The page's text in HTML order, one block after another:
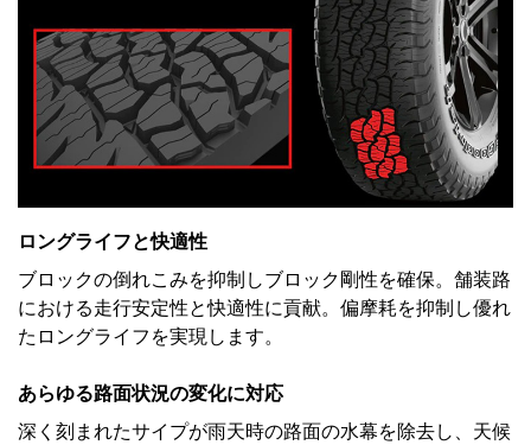
ロングライフと快適性
ブロックの倒れこみを抑制しブロック剛性を確保。舗装路
における走行安定性と快適性に貢献。偏摩耗を抑制し優れ
たロングライフを実現します。
あらゆる路面状況の変化に対応
深く刻まれたサイプが雨天時の路面の水幕を除去し、天候